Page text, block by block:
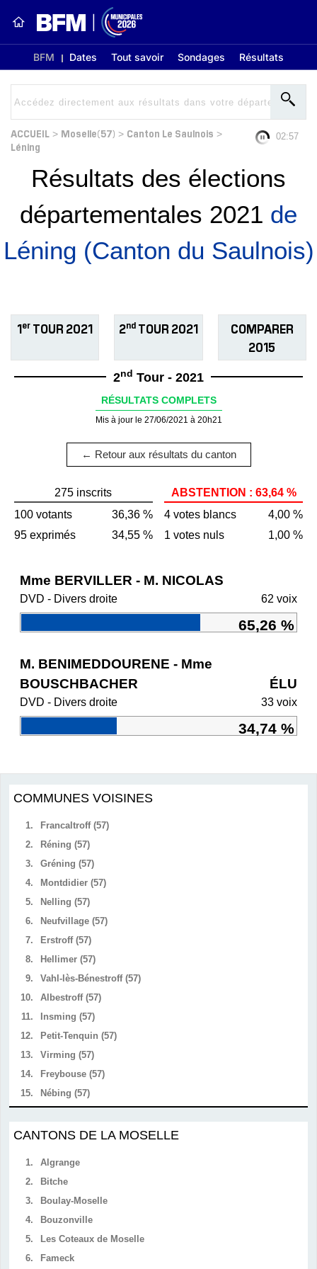
BFM Dates Tout savoir Sondages Résultats
ACCUEIL > Moselle(57) > Canton Le Saulnois >
Léning
02:57
Résultats des élections
départementales 2021 de
Léning (Canton du Saulnois)
1er TOUR 2021 2ndTOUR 2021
COMPARER
2015
2nd Tour - 2021
RÉSULTATS COMPLETS
Mis à jour le 27/06/2021 à 20h21
← Retour aux résultats du canton
275 inscrits
100 votants
36,36 %
95 exprimés
34,55 %
ABSTENTION : 63,64 %
4 votes blancs
4,00 %
1 votes nuls
1,00 %
Mme BERVILLER - M. NICOLAS
DVD - Divers droite 62 voix
65,26 %
M. BENIMEDDOURENE - Mme
BOUSCHBACHER
ÉLU
DVD - Divers droite 33 voix
34,74 %
COMMUNES VOISINES
1.
Francaltroff (57)
2.
Réning (57)
3.
Gréning (57)
4.
Montdidier (57)
5.
Nelling (57)
6.
Neufvillage (57)
7.
Erstroff (57)
8.
Hellimer (57)
9.
Vahl-lès-Bénestroff (57)
10.
Albestroff (57)
11.
Insming (57)
12.
Petit-Tenquin (57)
13.
Virming (57)
14.
Freybouse (57)
15.
Nébing (57)
CANTONS DE LA MOSELLE
1.
Algrange
2.
Bitche
3.
Boulay-Moselle
4.
Bouzonville
5.
Les Coteaux de Moselle
6.
Fameck